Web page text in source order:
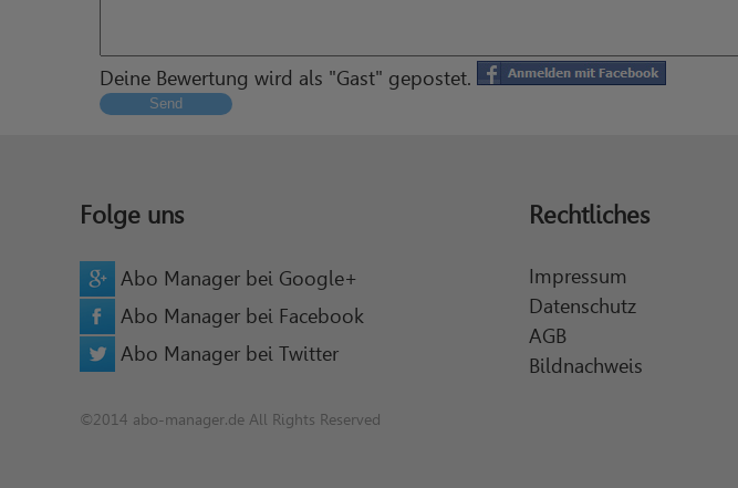
Deine Bewertung wird als "Gast" gepostet.
Send
Folge uns
Abo Manager bei Google+
Abo Manager bei Facebook
Abo Manager bei Twitter
Rechtliches
Impressum
Datenschutz
AGB
Bildnachweis
©2014 abo-manager.de All Rights Reserved